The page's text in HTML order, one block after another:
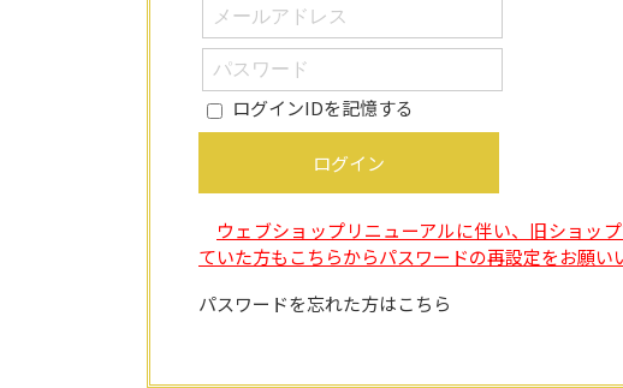
ログインIDを記憶する
ログイン
ウェブショップリニューアルに伴い、旧ショッ
ていた方もこちらからパスワードの再設定をお願い
パスワードを忘れた方はこちら